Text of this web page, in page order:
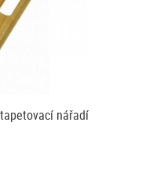
nářadí